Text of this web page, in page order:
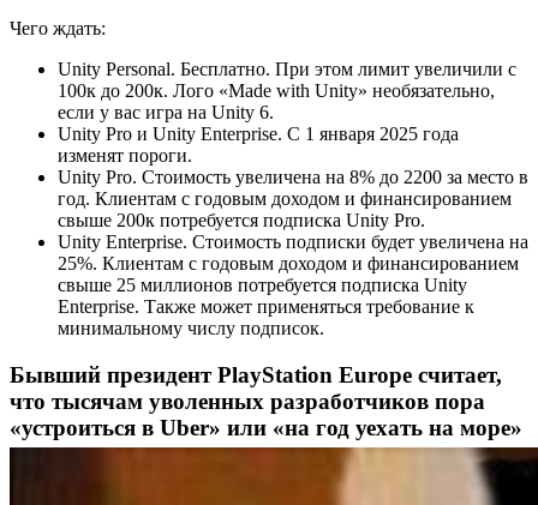
Чего ждать:
Unity Personal. Бесплатно. При этом лимит увеличили с
100к до 200к. Лого «Made with Unity» необязательно,
если у вас игра на Unity 6.
Unity Pro и Unity Enterprise. С 1 января 2025 года
изменят пороги.
Unity Pro. Стоимость увеличена на 8% до 2200 за место в
год. Клиентам с годовым доходом и финансированием
свыше 200к потребуется подписка Unity Pro.
Unity Enterprise. Стоимость подписки будет увеличена на
25%. Клиентам с годовым доходом и финансированием
свыше 25 миллионов потребуется подписка Unity
Enterprise. Также может применяться требование к
минимальному числу подписок.
Бывший президент PlayStation Europe считает,
что тысячам уволенных разработчиков пора
«устроиться в Uber» или «на год уехать на море»